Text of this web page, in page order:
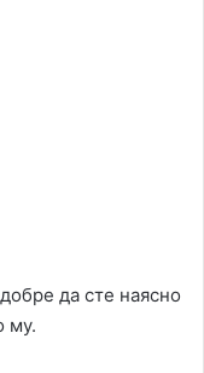
да сте наясно
му.